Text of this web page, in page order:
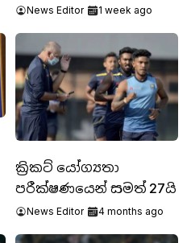
News Editor 1 week ago
ක්‍රිකට් යෝග්‍යතා
පරීක්ෂණයෙන් සමත් 27යි
News Editor 4 months ago